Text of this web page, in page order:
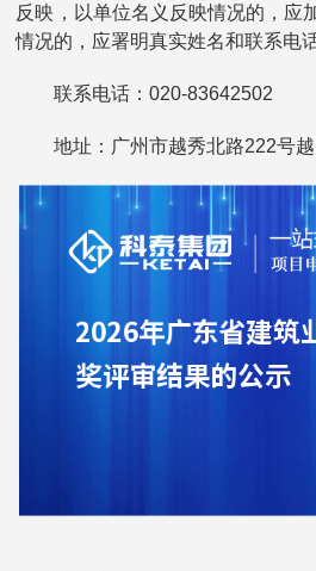
反映，以单位名义反映情况的，应
情况的，应署明真实姓名和联系电话
联系电话：020-83642502
地址：广州市越秀北路222号越